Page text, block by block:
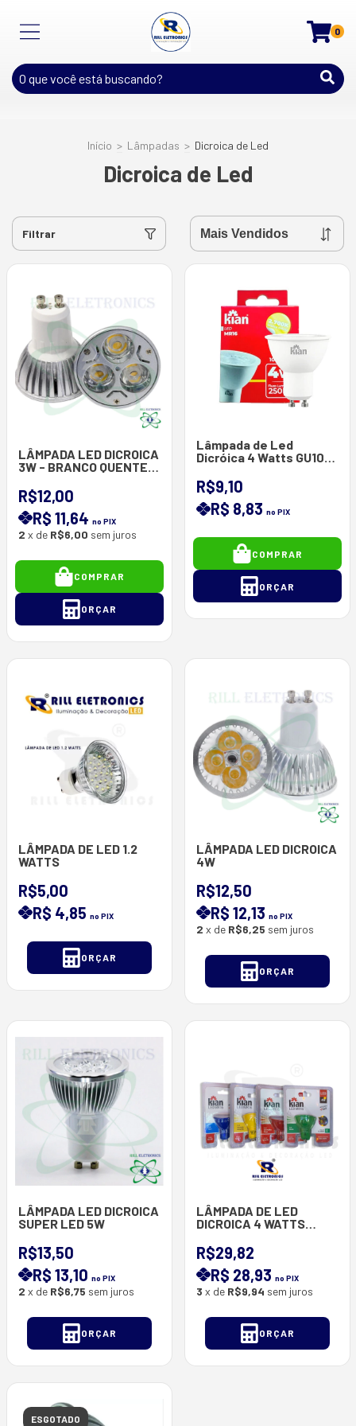
0
Início > Lâmpadas > Dicroica de Led
Dicroica de Led
Filtrar
LÂMPADA LED DICROICA
3W - BRANCO QUENTE /
R$12,00
R$ 11,64no PIX
2 x de R$6,00 sem juros
COMPRAR
ORÇAR
Lâmpada de Led
Dicróica 4 Watts GU10
R$9,10
R$ 8,83no PIX
COMPRAR
ORÇAR
LÂMPADA DE LED 1.2
WATTS
R$5,00
R$ 4,85no PIX
ORÇAR
LÂMPADA LED DICROICA
4W
R$12,50
R$ 12,13no PIX
2 x de R$6,25 sem juros
ORÇAR
LÂMPADA LED DICROICA
SUPER LED 5W
R$13,50
R$ 13,10no PIX
2 x de R$6,75 sem juros
ORÇAR
LÂMPADA DE LED
DICROICA 4 WATTS
R$29,82
R$ 28,93no PIX
3 x de R$9,94 sem juros
ORÇAR
ESGOTADO